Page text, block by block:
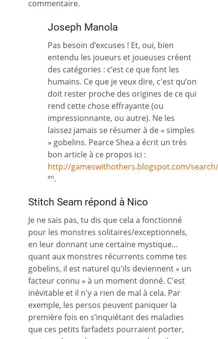
commentaire.
Joseph Manola
Pas besoin d’excuses ! Et, oui, bien
entendu les joueurs et joueuses créent
des catégories : c’est ce que font les
humains. Ce que je veux dire, c'est qu’on
doit rester proche des origines de ce qui
rend cette chose effrayante (ou
impressionnante, ou autre). Ne les
laissez jamais se résumer à de « simples
» gobelins. Pearce Shea a écrit un très
bon article à ce propos ici :
http://gameswithothers.blogspot.com/
en.
Stitch Seam répond à Nico
Je ne sais pas, tu dis que cela a fonctionné
pour les monstres solitaires/exceptionnels,
en leur donnant une certaine mystique...
quant aux monstres récurrents comme tes
gobelins, il est naturel qu'ils deviennent « un
facteur connu » à un moment donné. C'est
inévitable et il n'y a rien de mal à cela. Par
exemple, les persos peuvent paniquer la
première fois en s’inquiétant des maladies
que ces petits farfadets pourraient porter,